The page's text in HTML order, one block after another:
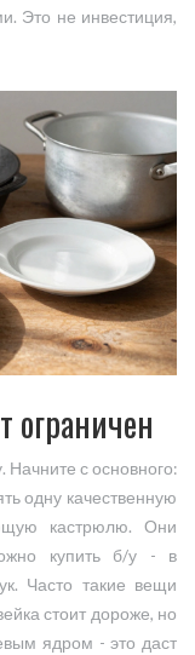
Это не инвестиция,
ограничен
Начните с основного:
одну качественную
кастрюлю. Они
купить б/у - в
Часто такие вещи
стоит дороже, но
ядром - это даст